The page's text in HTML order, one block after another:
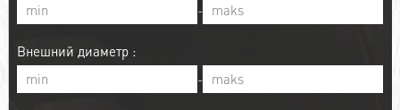
-
Внешний диаметр :
-